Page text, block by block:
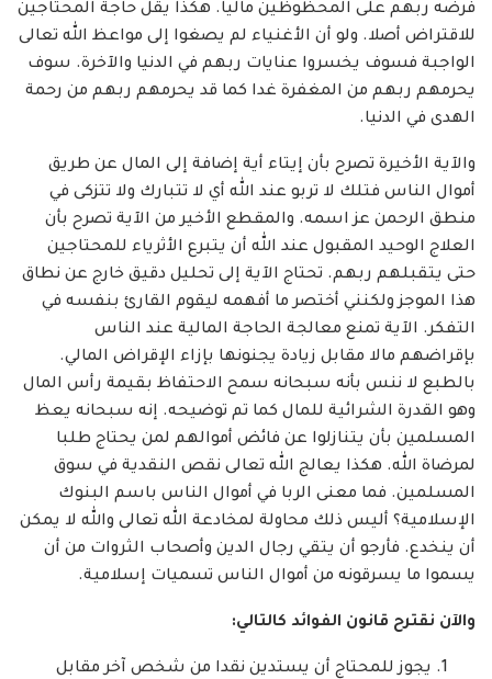
فرضه ربهم على المحظوظين ماليا. هكذا يقل حاجة المحتاجين
للاقتراض أصلا. ولو أن الأغنياء لم يصغوا إلى مواعظ الله تعالى
الواجبة فسوف يخسروا عنايات ربهم في الدنيا والآخرة. سوف
يحرمهم ربهم من المغفرة غدا كما قد يحرمهم ربهم من رحمة
الهدى في الدنيا.
والآية الأخيرة تصرح بأن إيتاء أية إضافة إلى المال عن طريق
أموال الناس فتلك لا تربو عند الله أي لا تتبارك ولا تتزكى في
منطق الرحمن عز اسمه. والمقطع الأخير من الآية تصرح بأن
العلاج الوحيد المقبول عند الله أن يتبرع الأثرياء للمحتاجين
حتى يتقبلهم ربهم. تحتاج الآية إلى تحليل دقيق خارج عن نطاق
هذا الموجز ولكنني أختصر ما أفهمه ليقوم القارئ بنفسه في
التفكر. الآية تمنع معالجة الحاجة المالية عند الناس
بإقراضهم مالا مقابل زيادة يجنونها بإزاء الإقراض المالي.
بالطبع لا ننس بأنه سبحانه سمح الاحتفاظ بقيمة رأس المال
وهو القدرة الشرائية للمال كما تم توضيحه. إنه سبحانه يعظ
المسلمين بأن يتنازلوا عن فائض أموالهم لمن يحتاج طلبا
لمرضاة الله. هكذا يعالج الله تعالى نقص النقدية في سوق
المسلمين. فما معنى الربا في أموال الناس باسم البنوك
الإسلامية؟ أليس ذلك محاولة لمخادعة الله تعالى والله لا يمكن
أن ينخدع. فأرجو أن يتقي رجال الدين وأصحاب الثروات من أن
يسموا ما يسرقونه من أموال الناس تسميات إسلامية.
والآن نقترح قانون الفوائد كالتالي:
يجوز للمحتاج أن يستدين نقدا من شخص آخر مقابل